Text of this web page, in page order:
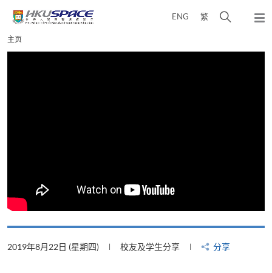
content
ENG 繁
弹
Main
content
主页
2019年8月22日 (星期四) 校友及学生分享 分享